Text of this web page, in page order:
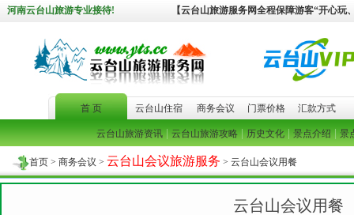
河南云台山旅游专业接待! 【云台山旅游服务网全程保障游客“开心玩
首 页 云台山住宿 商务会议 门票价格 汇款方式
云台山旅游资讯|云台山旅游攻略|历史文化|景点介绍|景
首页 > 商务会议 > 云台山会议旅游服务 > 云台山会议用餐
云台山会议用餐